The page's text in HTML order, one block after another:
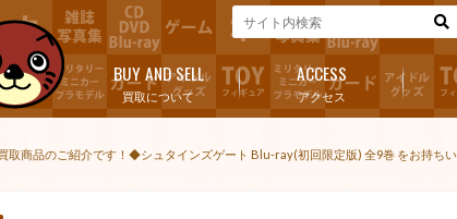
買取について
BUY AND SELL
アクセス
ACCESS
取商品のご紹介です！◆シュタインズゲート Blu-ray(初回限定版) 全9巻 をお持ち